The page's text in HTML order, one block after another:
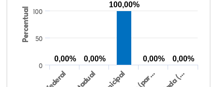
Percentual
0
50
100
0,00% 0,00%
100,00%
0,00% 0,00%